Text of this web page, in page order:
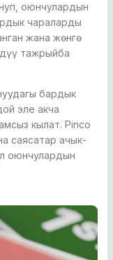
оюнчулардын
чараларды
жана жөнгө
тажрыйба
бардык
эле акча
кылат. Pinco
саясатар ачык-
оюнчулардын